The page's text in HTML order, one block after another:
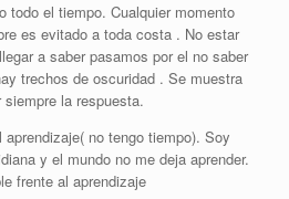
todo el tiempo. Cualquier momento
es evitado a toda costa . No estar
a saber pasamos por el no saber
trechos de oscuridad . Se muestra
la respuesta.
no tengo tiempo). Soy
y el mundo no me deja aprender.
frente al aprendizaje